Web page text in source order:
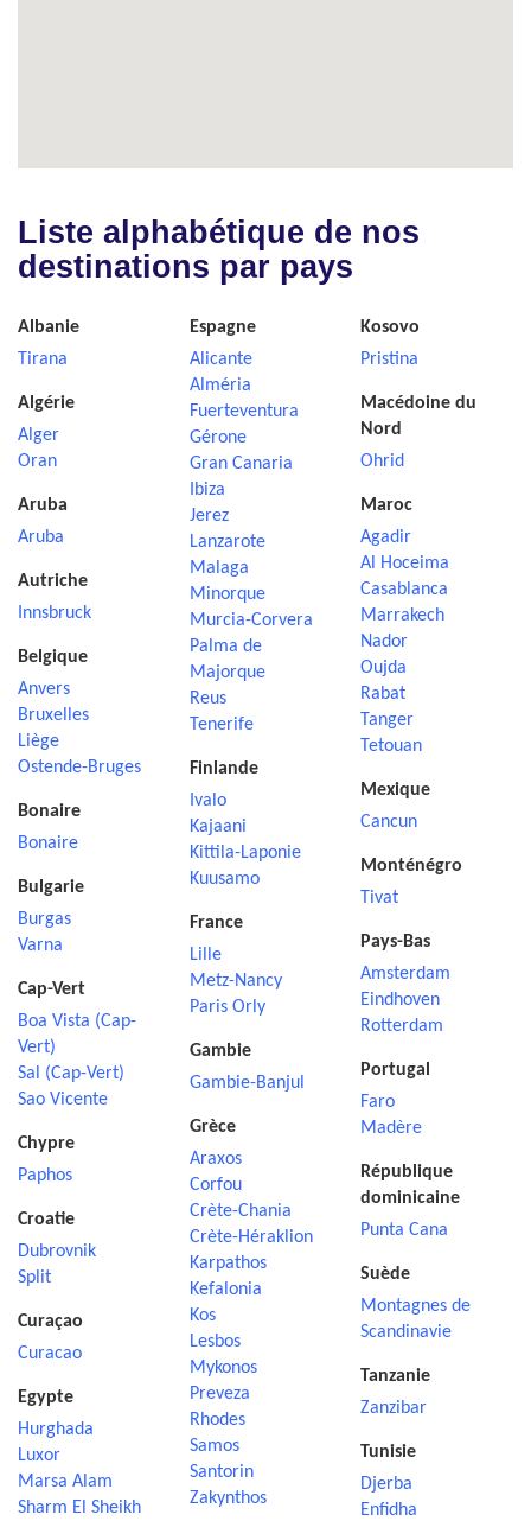
Liste alphabétique de nos
destinations par pays
Albanie
Tirana
Algérie
Alger
Oran
Aruba
Aruba
Autriche
Innsbruck
Belgique
Anvers
Bruxelles
Liège
Ostende-Bruges
Bonaire
Bonaire
Bulgarie
Burgas
Varna
Cap-Vert
Boa Vista (Cap-
Vert)
Sal (Cap-Vert)
Sao Vicente
Chypre
Paphos
Croatie
Dubrovnik
Split
Curaçao
Curacao
Egypte
Hurghada
Luxor
Marsa Alam
Sharm El Sheikh
Espagne
Alicante
Alméria
Fuerteventura
Gérone
Gran Canaria
Ibiza
Jerez
Lanzarote
Malaga
Minorque
Murcia-Corvera
Palma de
Majorque
Reus
Tenerife
Finlande
Ivalo
Kajaani
Kittila-Laponie
Kuusamo
France
Lille
Metz-Nancy
Paris Orly
Gambie
Gambie-Banjul
Grèce
Araxos
Corfou
Crète-Chania
Crète-Héraklion
Karpathos
Kefalonia
Kos
Lesbos
Mykonos
Preveza
Rhodes
Samos
Santorin
Zakynthos
Kosovo
Pristina
Macédoine du
Nord
Ohrid
Maroc
Agadir
Al Hoceima
Casablanca
Marrakech
Nador
Oujda
Rabat
Tanger
Tetouan
Mexique
Cancun
Monténégro
Tivat
Pays-Bas
Amsterdam
Eindhoven
Rotterdam
Portugal
Faro
Madère
République
dominicaine
Punta Cana
Suède
Montagnes de
Scandinavie
Tanzanie
Zanzibar
Tunisie
Djerba
Enfidha